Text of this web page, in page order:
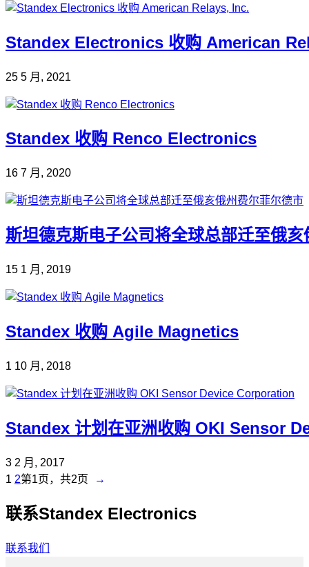
Standex Electronics 收购 American
25 5 月, 2021
Standex 收购 Renco Electronics
16 7 月, 2020
斯坦德克斯电子公司将全球总部迁至俄
15 1 月, 2019
Standex 收购 Agile Magnetics
1 10 月, 2018
Standex 计划在亚洲收购 OKI Sensor
3 2 月, 2017
1 2第1页，共2页 →
联系Standex Electronics
联系我们